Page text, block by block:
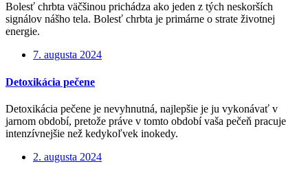
Bolesť chrbta väčšinou prichádza ako jeden z tých neskorších
signálov nášho tela. Bolesť chrbta je primárne o strate životnej
energie.
7. augusta 2024
Detoxikácia pečene
Detoxikácia pečene je nevyhnutná, najlepšie je ju vykonávať v
jarnom období, pretože práve v tomto období vaša pečeň pracuje
intenzívnejšie než kedykoľvek inokedy.
2. augusta 2024